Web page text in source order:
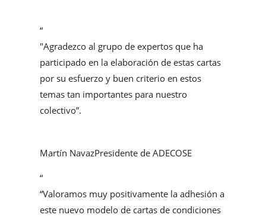
“
"Agradezco al grupo de expertos que ha
participado en la elaboración de estas cartas
por su esfuerzo y buen criterio en estos
temas tan importantes para nuestro
colectivo”.
Martín NavazPresidente de ADECOSE
“
“Valoramos muy positivamente la adhesión a
este nuevo modelo de cartas de condiciones